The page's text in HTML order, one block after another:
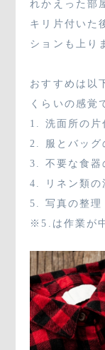
れかえった部
キリ片付いた
ションも上り
おすすめは以
くらいの感覚
1. 洗面所の片
2. 服とバッグ
3. 不要な食器
4. リネン類の
5. 写真の整
※5.は作業が